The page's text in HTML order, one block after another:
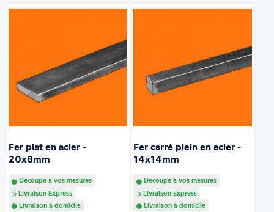
Fer plat en acier -
20x8mm
Découpe à vos mesures
Livraison Express
Livraison à domicile
Fer carré plein en acier -
14x14mm
Découpe à vos mesures
Livraison Express
Livraison à domicile